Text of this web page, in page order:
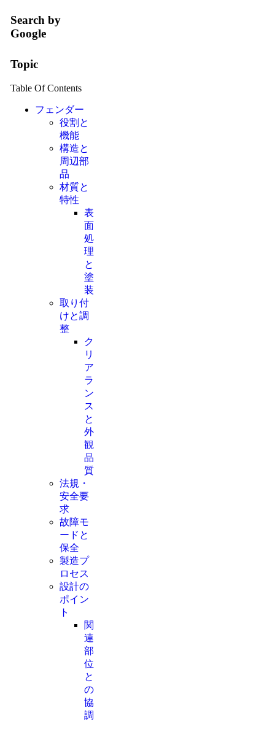
Search by
Google
Topic
Table Of Contents
フェンダー
役割と
機能
構造と
周辺部
品
材質と
特性
表
面
処
理
と
塗
装
取り付
けと調
整
ク
リ
ア
ラ
ン
ス
と
外
観
品
質
法規・
安全要
求
故障モ
ードと
保全
製造プ
ロセス
設計の
ポイン
ト
関
連
部
位
と
の
協
調